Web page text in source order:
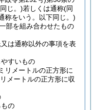
じ。)若しくは通称(同
称をいう。以下同じ。)
部を組み合わせたもの
は通称以外の事項を表
すいもの
リメートルの正方形に
メートルの正方形に収
の